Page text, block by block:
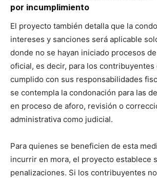
por incumplimiento
El proyecto también detalla que la
intereses y sanciones será aplicable
donde no se hayan iniciado procesos
oficial, es decir, para los contribuyentes
cumplido con sus responsabilidades
se contempla la condonación para las
en proceso de aforo, revisión o
administrativa como judicial.
Para quienes se beneficien de esta
incurrir en mora, el proyecto establece
penalizaciones. Si los contribuyentes